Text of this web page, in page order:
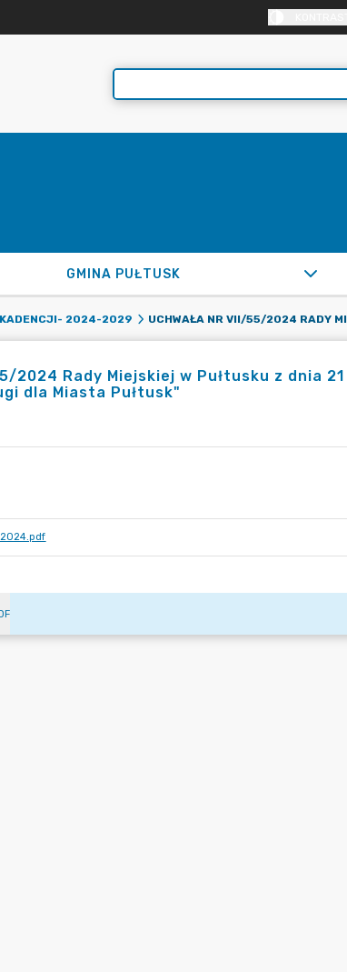
GMINA PUŁTUSK
2024-2029
2024 Rady Miejskiej w Pułtusku z dnia
dla Miasta Pułtusk"